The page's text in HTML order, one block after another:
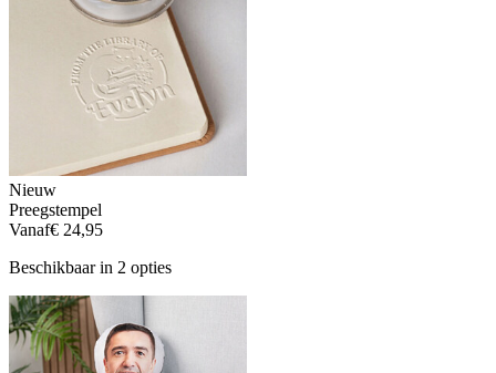
Nieuw
Preegstempel
Vanaf€ 24,95
Beschikbaar in 2 opties